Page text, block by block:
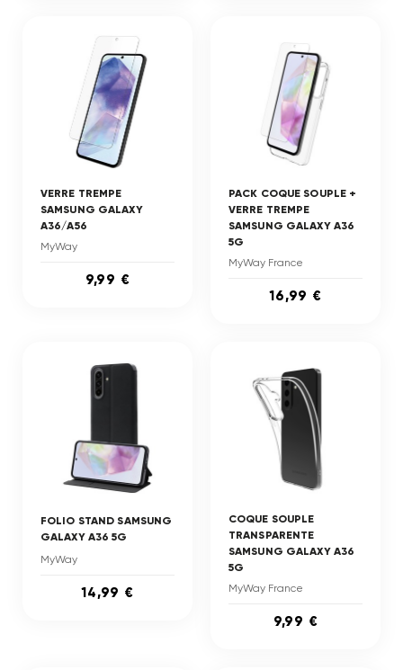
VERRE TREMPE
SAMSUNG GALAXY
A36/A56
MyWay
9,99 €
PACK COQUE SOUPLE +
VERRE TREMPE
SAMSUNG GALAXY A36
5G
MyWay France
16,99 €
FOLIO STAND SAMSUNG
GALAXY A36 5G
MyWay
14,99 €
COQUE SOUPLE
TRANSPARENTE
SAMSUNG GALAXY A36
5G
MyWay France
9,99 €